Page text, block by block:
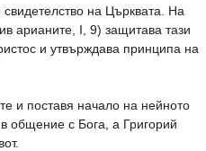
на Църквата. На
арианите, I, 9) защитава тази
и утвърждава принципа на
и поставя начало на нейното
общение с Бога, а Григорий